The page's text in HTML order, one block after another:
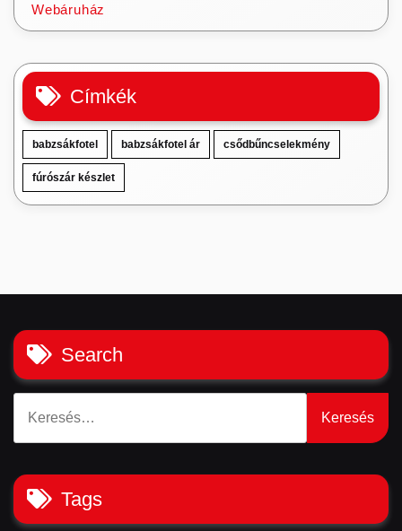
Webáruház
Címkék
babzsákfotel babzsákfotel ár csődbűncselekmény
fúrószár készlet
Search
Tags